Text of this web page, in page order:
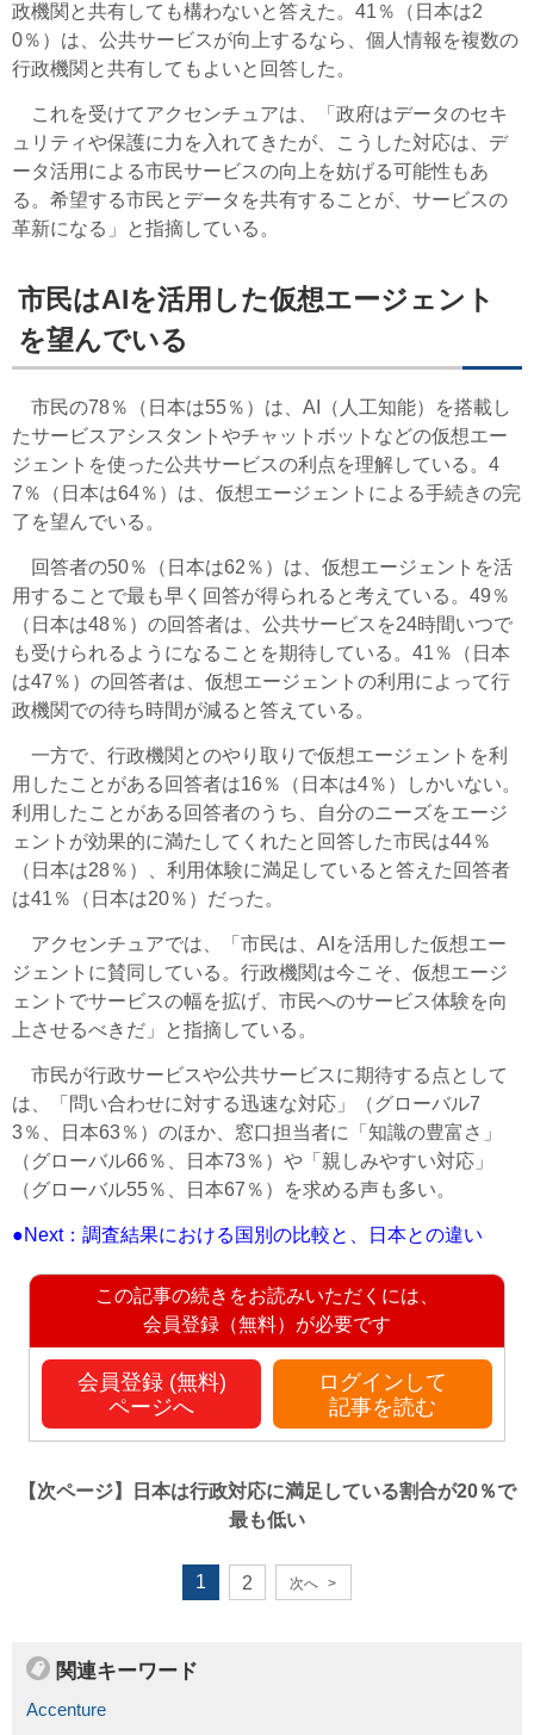
政機関と共有しても構わないと答えた。41％（日本は2
0％）は、公共サービスが向上するなら、個人情報を複数の
行政機関と共有してもよいと回答した。
これを受けてアクセンチュアは、「政府はデータのセキ
ュリティや保護に力を入れてきたが、こうした対応は、デ
ータ活用による市民サービスの向上を妨げる可能性もあ
る。希望する市民とデータを共有することが、サービスの
革新になる」と指摘している。
市民はAIを活用した仮想エージェント
を望んでいる
市民の78％（日本は55％）は、AI（人工知能）を搭載し
たサービスアシスタントやチャットボットなどの仮想エー
ジェントを使った公共サービスの利点を理解している。4
7％（日本は64％）は、仮想エージェントによる手続きの完
了を望んでいる。
回答者の50％（日本は62％）は、仮想エージェントを活
用することで最も早く回答が得られると考えている。49％
（日本は48％）の回答者は、公共サービスを24時間いつで
も受けられるようになることを期待している。41％（日本
は47％）の回答者は、仮想エージェントの利用によって行
政機関での待ち時間が減ると答えている。
一方で、行政機関とのやり取りで仮想エージェントを利
用したことがある回答者は16％（日本は4％）しかいない。
利用したことがある回答者のうち、自分のニーズをエージ
ェントが効果的に満たしてくれたと回答した市民は44％
（日本は28％）、利用体験に満足していると答えた回答者
は41％（日本は20％）だった。
アクセンチュアでは、「市民は、AIを活用した仮想エー
ジェントに賛同している。行政機関は今こそ、仮想エージ
ェントでサービスの幅を拡げ、市民へのサービス体験を向
上させるべきだ」と指摘している。
市民が行政サービスや公共サービスに期待する点として
は、「問い合わせに対する迅速な対応」（グローバル7
3％、日本63％）のほか、窓口担当者に「知識の豊富さ」
（グローバル66％、日本73％）や「親しみやすい対応」
（グローバル55％、日本67％）を求める声も多い。
●Next：調査結果における国別の比較と、日本との違い
この記事の続きをお読みいただくには、
会員登録（無料）が必要です
会員登録 (無料)
ページへ
ログインして
記事を読む
【次ページ】
日本は行政対応に満足している割合が20％で
最も低い
1 2 次へ >
関連キーワード
Accenture